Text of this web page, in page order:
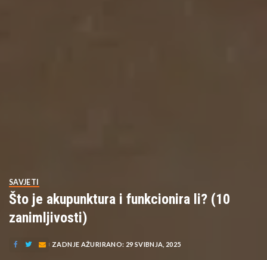
SAVJETI
Što je akupunktura i funkcionira li? (10
zanimljivosti)
ZADNJE AŽURIRANO: 29 SVIBNJA, 2025